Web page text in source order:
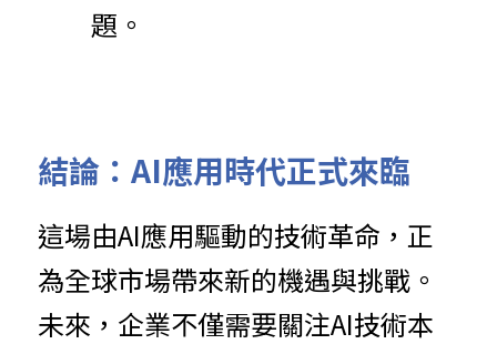
題。
結論：AI應用時代正式來臨
這場由AI應用驅動的技術革命，正
為全球市場帶來新的機遇與挑戰。
未來，企業不僅需要關注AI技術本